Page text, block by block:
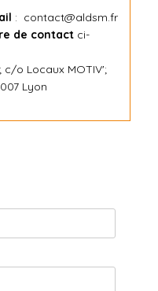
: contact@aldsm.fr
de contact ci-
c/o Locaux MOTIV';
Lyon